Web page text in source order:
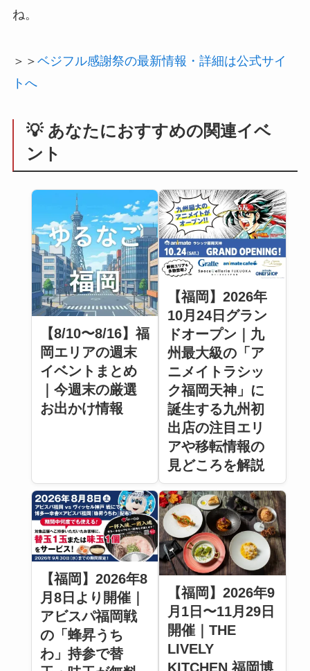
ね。
＞＞ ベジフル感謝祭の最新情報・詳細は公式サイ
トへ
💡 あなたにおすすめの関連イベ
ント
【8/10〜8/16】福
岡エリアの週末
イベントまとめ
｜今週末の厳選
お出かけ情報
【福岡】2026年
10月24日グラン
ドオープン｜九
州最大級の「ア
ニメイトラシッ
ク福岡天神」に
誕生する九州初
出店の注目エリ
アや移転情報の
見どころを解説
【福岡】2026年8
月8日より開催｜
アビスパ福岡戦
の「蜂昇うち
わ」持参で替
【福岡】2026年9
月1日〜11月29日
開催｜THE
LIVELY
KITCHEN 福岡博